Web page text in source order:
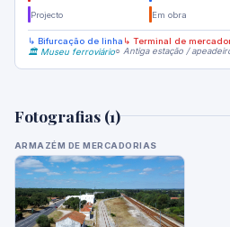
Projecto Em obra
↳ Bifurcação de linha ↳ Terminal de
🏛️ Museu ferroviário○ Antiga estação /
Fotografias (1)
ARMAZÉM DE MERCADORIAS